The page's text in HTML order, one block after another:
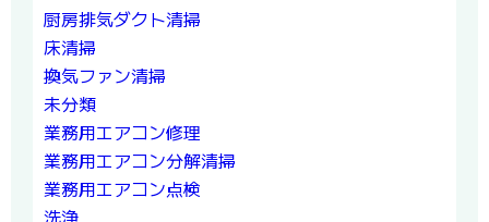
厨房排気ダクト清掃
床清掃
換気ファン清掃
未分類
業務用エアコン修理
業務用エアコン分解清掃
業務用エアコン点検